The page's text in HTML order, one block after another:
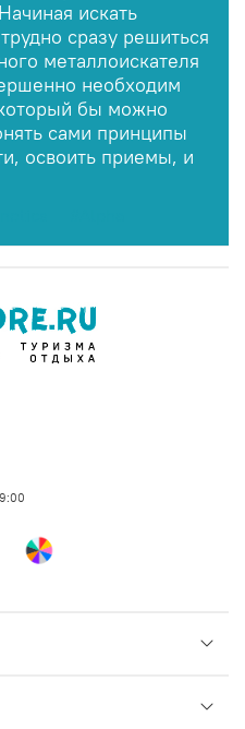
искать
сразу решиться
металлоискателя
необходим
бы можно
сами принципы
освоить приемы, и